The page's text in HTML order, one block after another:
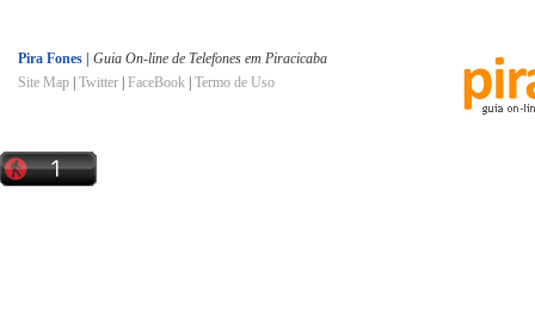
INSS - Disque 0800 780191
Ligue Luz - Disque 0800 101010
Prefeitura e Você - Disque 156
Procon - Disque 151
Pira Fones | Guia On-line de Telefones em Piracicaba
Site Map Twitter FaceBook Termo de Uso